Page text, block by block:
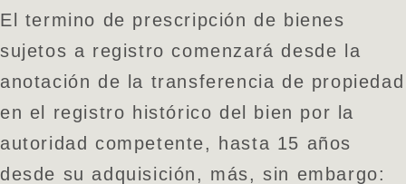
El termino de prescripción de bienes
sujetos a registro comenzará desde la
anotación de la transferencia de propiedad
en el registro histórico del bien por la
autoridad competente, hasta 15 años
desde su adquisición, más, sin embargo: